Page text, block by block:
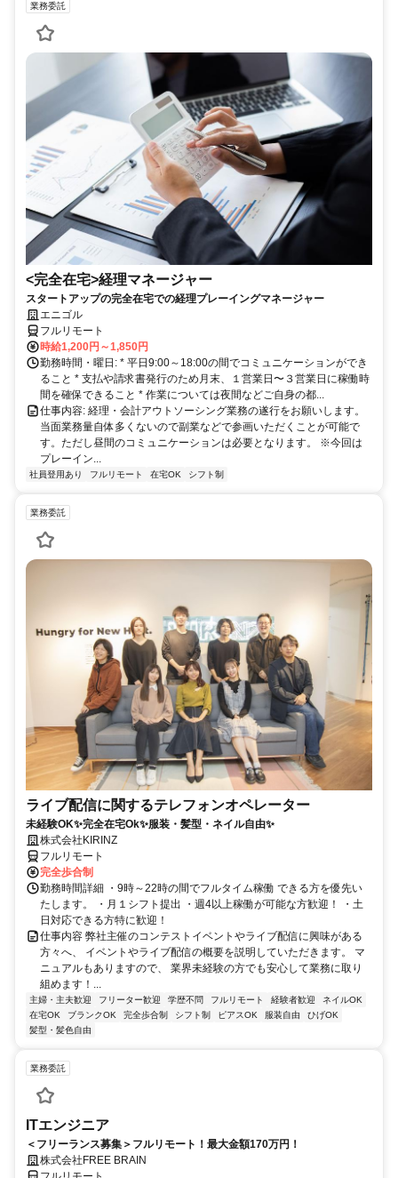
業務委託
<完全在宅>経理マネージャー
スタートアップの完全在宅での経理プレーイングマネージャー
エニゴル
フルリモート
時給1,200円～1,850円
勤務時間・曜日: * 平日9:00～18:00の間でコミュニケーションができ
ること * 支払や請求書発行のため月末、１営業日〜３営業日に稼働時
間を確保できること * 作業については夜間などご自身の都...
仕事内容: 経理・会計アウトソーシング業務の遂行をお願いします。
当面業務量自体多くないので副業などで参画いただくことが可能で
す。ただし昼間のコミュニケーションは必要となります。 ※今回は
プレーイン...
社員登用あり フルリモート 在宅OK シフト制
業務委託
ライブ配信に関するテレフォンオペレーター
未経験OK✨完全在宅Ok✨服装・髪型・ネイル自由✨
株式会社KIRINZ
フルリモート
完全歩合制
勤務時間詳細 ・9時～22時の間でフルタイム稼働 できる方を優先い
たします。 ・月１シフト提出 ・週4以上稼働が可能な方歓迎！ ・土
日対応できる方特に歓迎！
仕事内容 弊社主催のコンテストイベントやライブ配信に興味がある
方々へ、 イベントやライブ配信の概要を説明していただきます。 マ
ニュアルもありますので、 業界未経験の方でも安心して業務に取り
組めます！...
主婦・主夫歓迎 フリーター歓迎 学歴不問 フルリモート 経験者歓迎
ネイルOK
在宅OK
ブランクOK 完全歩合制 シフト制 ピアスOK 服装自由
ひげOK
髪型・髪色自由
業務委託
ITエンジニア
＜フリーランス募集＞フルリモート！最大金額170万円！
株式会社FREE BRAIN